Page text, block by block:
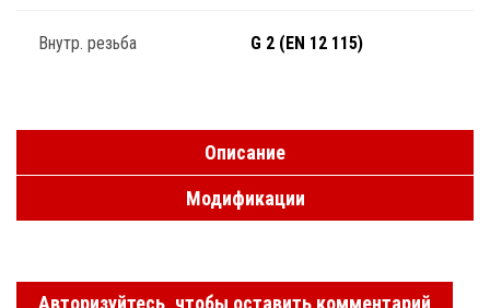
Внутр. резьба G 2 (EN 12 115)
Описание
Модификации
Авторизуйтесь, чтобы оставить комментарий